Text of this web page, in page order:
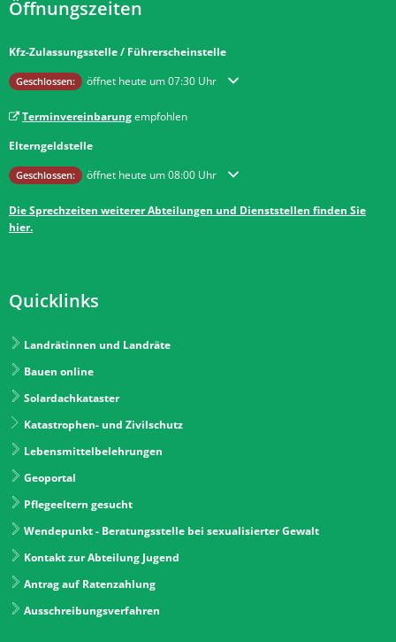
Öffnungszeiten
Kfz-Zulassungsstelle / Führerscheinstelle
Klicken, um weitere Öffnungs- oder Schließzeiten auszublenden
Geschlossen: öffnet heute um 07:30 Uhr
Terminvereinbarungempfohlen
Elterngeldstelle
Klicken, um weitere Öffnungs- oder Schließzeiten auszublenden
Geschlossen: öffnet heute um 08:00 Uhr
Die Sprechzeiten weiterer Abteilungen und Dienststellen finden Sie
hier.
Quicklinks
Landrätinnen und Landräte
Bauen online
Solardachkataster
Katastrophen- und Zivilschutz
Lebensmittelbelehrungen
Geoportal
Pflegeeltern gesucht
Wendepunkt - Beratungsstelle bei sexualisierter Gewalt
Kontakt zur Abteilung Jugend
Antrag auf Ratenzahlung
Ausschreibungsverfahren